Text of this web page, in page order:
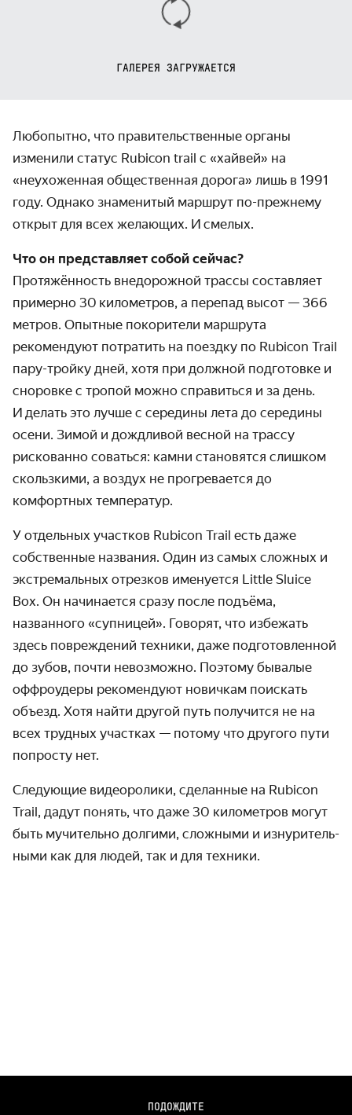
ГАЛЕРЕЯ ЗАГРУЖАЕТСЯ
Любопытно, что правительственные органы
изменили статус Rubicon trail с «хайвей» на
«неухоженная обще­ственная дорога» лишь в 1991
году. Однако знаменитый маршрут по-прежнему
открыт для всех желающих. И смелых.
Что он представляет собой сейчас?
Протяжённость внедорожной трассы составляет
примерно 30 кило­метров, а перепад высот — 366
метров. Опытные покорители маршрута
рекомендуют потратить на поездку по Rubicon Trail
пару-тройку дней, хотя при должной подготовке и
сноровке с тропой можно справиться и за день.
И делать это лучше с середины лета до середины
осени. Зимой и дождливой весной на трассу
рискованно соваться: камни становятся слишком
скользкими, а воздух не прогрева­ется до
комфортных температур.
У отдельных участков Rubicon Trail есть даже
собственные названия. Один из самых сложных и
экстремальных отрезков именуется Little Sluice
Box. Он начинается сразу после подъёма,
названного «супницей». Говорят, что избежать
здесь повреждений техники, даже подготов­ленной
до зубов, почти невозможно. Поэтому бывалые
оффроудеры рекомендуют новичкам поискать
объезд. Хотя найти другой путь получится не на
всех трудных участках — потому что другого пути
попросту нет.
Следующие видеоролики, сделанные на Rubicon
Trail, дадут понять, что даже 30 километров могут
быть мучительно долгими, сложными и изнуритель­
ными как для людей, так и для техники.
ПОДОЖДИТЕ